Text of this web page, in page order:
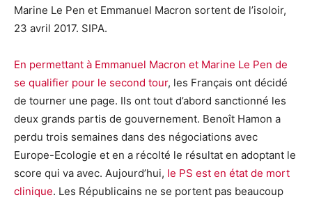
Marine Le Pen et Emmanuel Macron sortent de l’isoloir,
23 avril 2017. SIPA.
En permettant à Emmanuel Macron et Marine Le Pen de
se qualifier pour le second tour, les Français ont décidé
de tourner une page. Ils ont tout d’abord sanctionné les
deux grands partis de gouvernement. Benoît Hamon a
perdu trois semaines dans des négociations avec
Europe-Ecologie et en a récolté le résultat en adoptant le
score qui va avec. Aujourd’hui, le PS est en état de mort
clinique. Les Républicains ne se portent pas beaucoup